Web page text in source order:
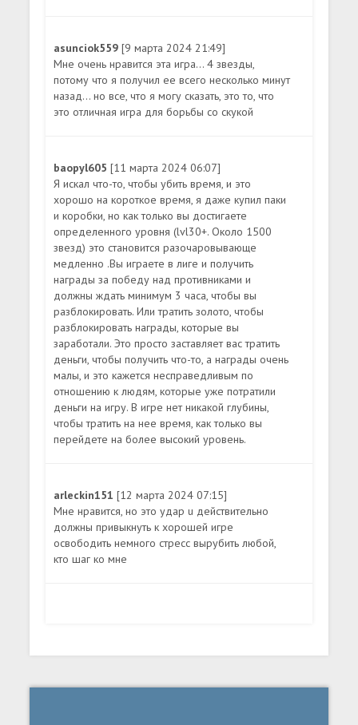
asunciok559[9 марта 2024 21:49]
Мне очень нравится эта игра... 4 звезды,
потому что я получил ее всего несколько минут
назад... но все, что я могу сказать, это то, что
это отличная игра для борьбы со скукой
baopyl605[11 марта 2024 06:07]
Я искал что-то, чтобы убить время, и это
хорошо на короткое время, я даже купил паки
и коробки, но как только вы достигаете
определенного уровня (lvl30+. Около 1500
звезд) это становится разочаровывающе
медленно .Вы играете в лиге и получить
награды за победу над противниками и
должны ждать минимум 3 часа, чтобы вы
разблокировать. Или тратить золото, чтобы
разблокировать награды, которые вы
заработали. Это просто заставляет вас тратить
деньги, чтобы получить что-то, а награды очень
малы, и это кажется несправедливым по
отношению к людям, которые уже потратили
деньги на игру. В игре нет никакой глубины,
чтобы тратить на нее время, как только вы
перейдете на более высокий уровень.
arleckin151[12 марта 2024 07:15]
Мне нравится, но это удар u действительно
должны привыкнуть к хорошей игре
освободить немного стресс вырубить любой,
кто шаг ко мне